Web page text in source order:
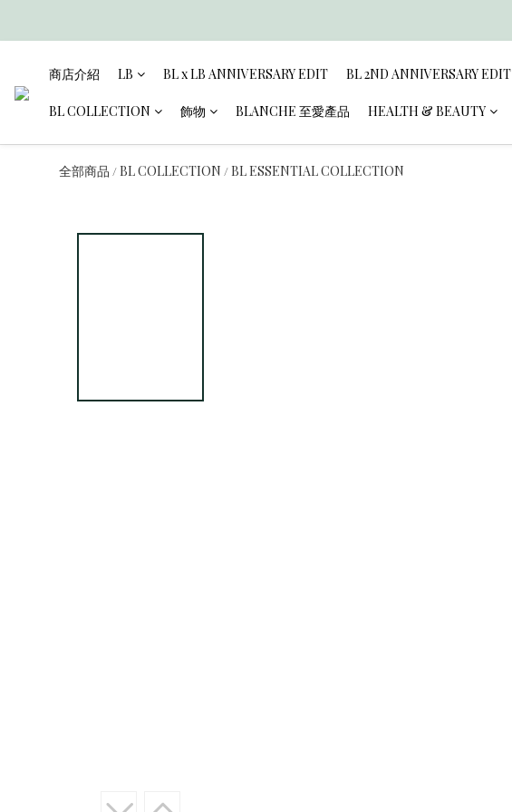
商店介紹 LB BL x LB ANNIVERSARY EDIT BL 2ND ANNIVERSARY EDIT
BL COLLECTION 飾物 BLANCHE 至愛產品 HEALTH & BEAUTY
全部商品 /BL COLLECTION /BL ESSENTIAL COLLECTION